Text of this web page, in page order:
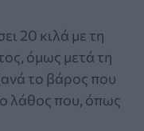
20 κιλά με τη
όμως μετά τη
το βάρος που
λάθος που, όπως